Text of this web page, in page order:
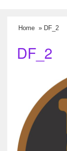
Home » DF_2
DF_2